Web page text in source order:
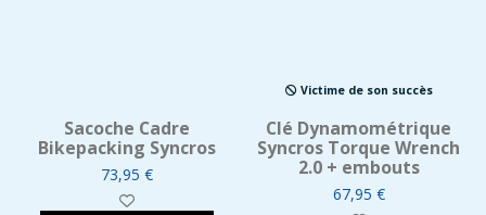
Sacoche Cadre
Bikepacking Syncros
73,95 €
Victime de son succès
Clé Dynamométrique
Syncros Torque Wrench
2.0 + embouts
67,95 €